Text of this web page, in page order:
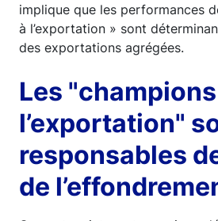
implique que les performances
à l’exportation » sont
des exportations agrégées.
Les
l’exportation"
responsables
de